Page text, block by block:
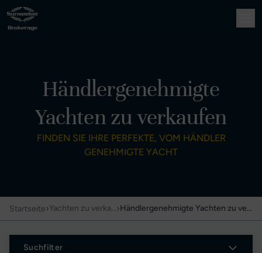
Händlergenehmigte
Yachten zu verkaufen
FINDEN SIE IHRE PERFEKTE, VOM HÄNDLER
GENEHMIGTE YACHT
Startseite› Yachten zu verkaufen› Händlergenehmigte Yachten zu verkaufen
Suchfilter